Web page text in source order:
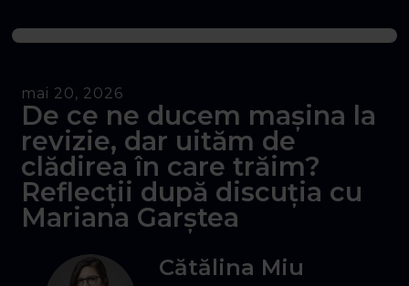
mai 20, 2026
De ce ne ducem mașina la
revizie, dar uităm de
clădirea în care trăim?
Reflecții după discuția cu
Mariana Garștea
Cătălina Miu